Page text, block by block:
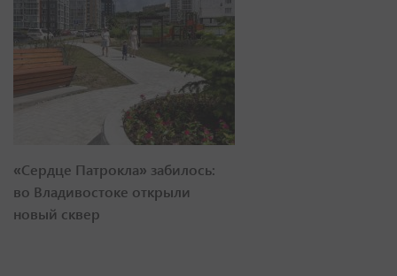
«Сердце Патрокла» забилось:
во Владивостоке открыли
новый сквер